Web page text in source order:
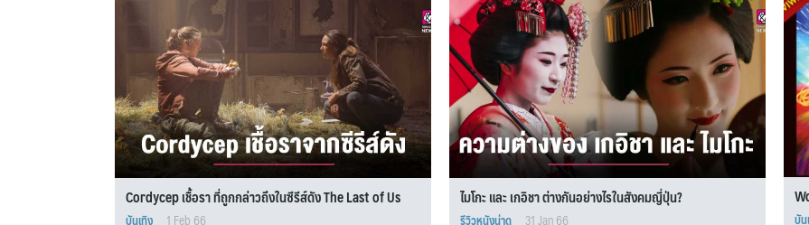
Cordycep เชื้อรา ที่ถูกกล่าวถึงในซีรีส์ดัง The Last of Us
บันเทิง 1 Feb 66
ไมโกะ และ เกอิชา ต่างกันอย่างไรในสังคมญี่ปุ่น?
รีวิวหนังน่าดู 31 Jan 66 บัน